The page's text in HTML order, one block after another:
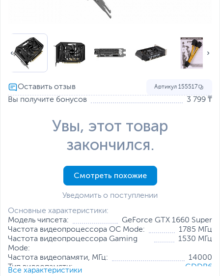
Основные характеристики:
Модель чипсета:
GeForce GTX 1660 Super
Частота видеопроцессора OC Mode:
1785 МГц
Частота видеопроцессора Gaming
Mode:
1530 МГц
Частота видеопамяти, МГц:
14000
Тип видеопамяти:
GDDR6
Все характеристики
Артикул 155517
Вы получите бонусов 3 799 ₸
Увы, этот товар
закончился.
Смотреть похожие
Уведомить о поступлении